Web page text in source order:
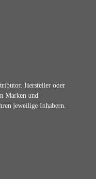
Hersteller oder
Marken und
jeweilige Inhabern.